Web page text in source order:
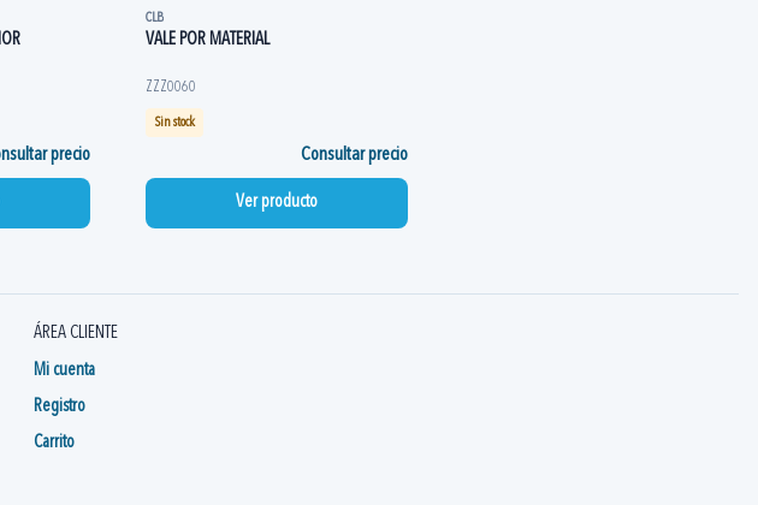
precio
CLB
VALE POR MATERIAL
ZZZ0060
Sin stock
Consultar precio
Ver producto
ÁREA CLIENTE
Mi cuenta
Registro
Carrito